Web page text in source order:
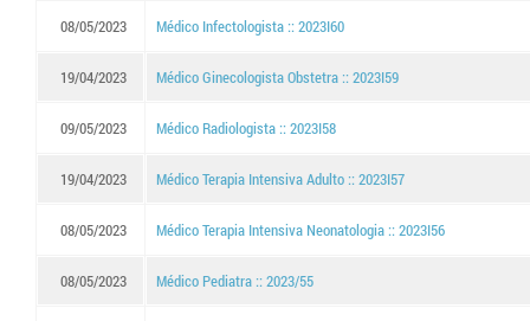
08/05/2023 Médico Infectologista :: 2023I60
19/04/2023 Médico Ginecologista Obstetra :: 2023I59
09/05/2023 Médico Radiologista :: 2023I58
19/04/2023 Médico Terapia Intensiva Adulto :: 2023I57
08/05/2023 Médico Terapia Intensiva Neonatologia :: 2023I56
08/05/2023 Médico Pediatra :: 2023/55